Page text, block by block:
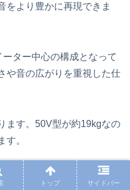
をより豊かに再現できま
ター中心の構成となって
や音の広がりを重視した仕
ます。50V型が約19kgなの
す。
なく搬入方法まで検討する
トップ サイドバー